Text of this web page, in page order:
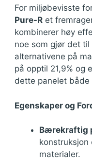
For miljøbevisste
Pure-R et
kombinerer høy
noe som gjør det
alternativene på
på opptil 21,9% og
dette panelet
Egenskaper og
Bærekraftig
konstruksjon
materialer.